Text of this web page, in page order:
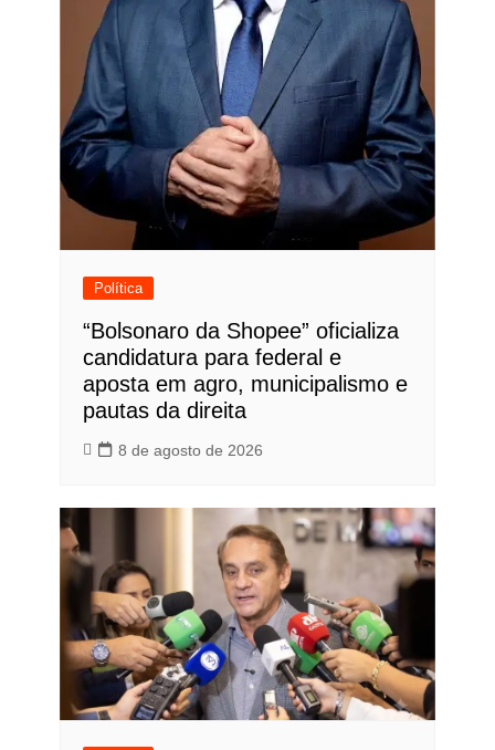
Política
“Bolsonaro da Shopee” oficializa
candidatura para federal e
aposta em agro, municipalismo e
pautas da direita
8 de agosto de 2026